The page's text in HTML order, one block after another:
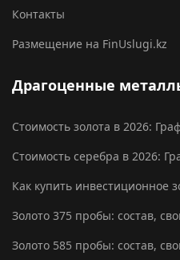
Контакты
Размещение на FinUslugi.kz
Драгоценные
Стоимость золота в 2026:
Стоимость серебра в 2026:
Как купить инвестиционное
Золото 375 пробы: состав,
Золото 585 пробы: состав,